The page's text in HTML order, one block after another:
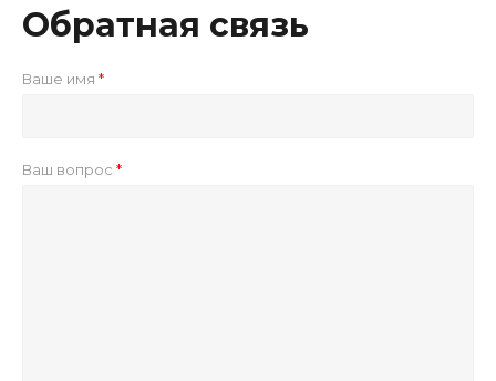
Обратная связь
Ваше имя
Ваш вопрос